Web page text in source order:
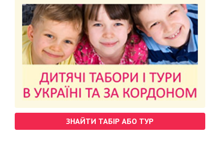
ЗНАЙТИ ТАБІР АБО ТУР